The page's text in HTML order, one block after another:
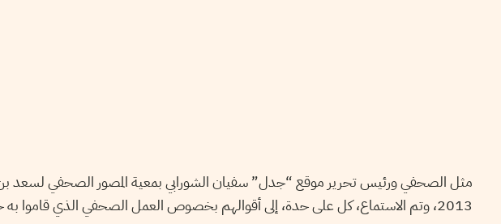
2013، وتم الاستماع، كل على حدة، إلى أقوالهم بخصوص العمل الصحفي الذي قاموا به حول موضوع التهريب بالجنوب التونسي.